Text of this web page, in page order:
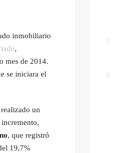
inmobiliario
,
mes de 2014.
se iniciara el
un
incremento,
, que registró
19,7%